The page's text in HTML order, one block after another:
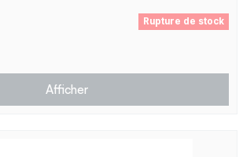
Rupture de stock
Afficher